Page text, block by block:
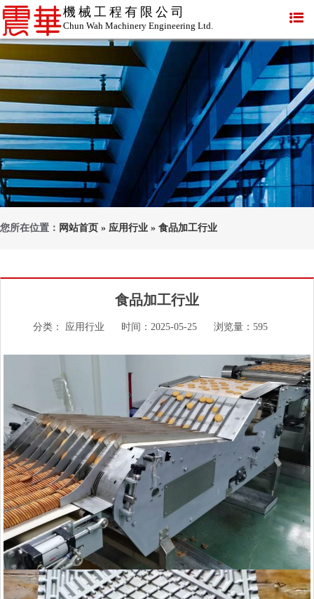
機械工程有限公司
Chun Wah Machinery Engineering Ltd.
您所在位置： 网站首页 » 应用行业 » 食品加工行业
食品加工行业
分类： 应用行业 时间：2025-05-25 浏览量：595